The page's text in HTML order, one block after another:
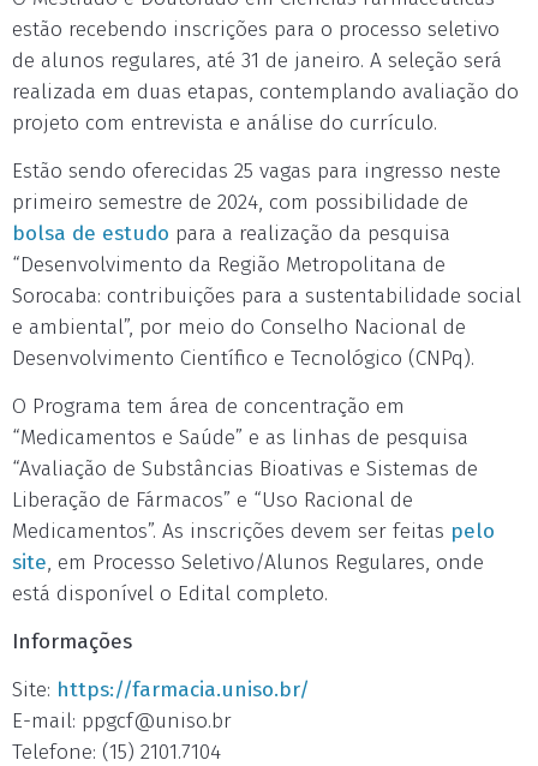
estão recebendo inscrições para o processo seletivo
de alunos regulares, até 31 de janeiro. A seleção será
realizada em duas etapas, contemplando avaliação do
projeto com entrevista e análise do currículo.
Estão sendo oferecidas 25 vagas para ingresso neste
primeiro semestre de 2024, com possibilidade de
bolsa de estudo para a realização da pesquisa
“Desenvolvimento da Região Metropolitana de
Sorocaba: contribuições para a sustentabilidade social
e ambiental”, por meio do Conselho Nacional de
Desenvolvimento Científico e Tecnológico (CNPq).
O Programa tem área de concentração em
“Medicamentos e Saúde” e as linhas de pesquisa
“Avaliação de Substâncias Bioativas e Sistemas de
Liberação de Fármacos” e “Uso Racional de
Medicamentos”. As inscrições devem ser feitas pelo
site, em Processo Seletivo/Alunos Regulares, onde
está disponível o Edital completo.
Informações
Site: https://farmacia.uniso.br/
E-mail: ppgcf@uniso.br
Telefone: (15) 2101.7104